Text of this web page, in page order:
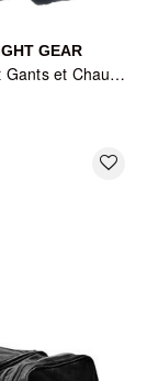
GEAR
Désodorisant Gants et Chaussures BFG Noir - BOOSTER FIGHT GEAR
favorite_border